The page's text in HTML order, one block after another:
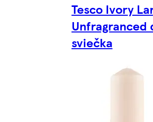
Tesco Ivory
Unfragranced
sviečka